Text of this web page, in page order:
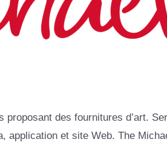
des fournitures d’art.
application et site Web. The